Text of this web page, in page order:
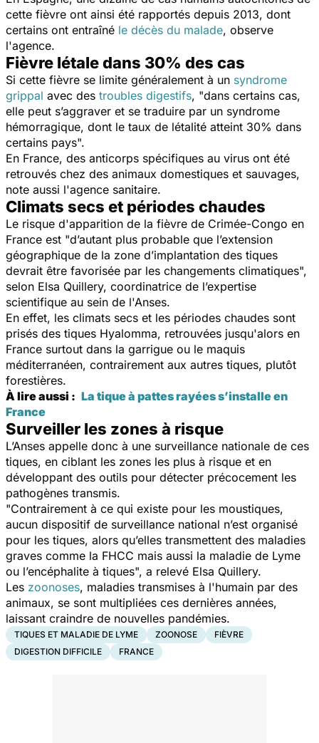
cette fièvre ont ainsi été rapportés depuis 2013, dont
certains ont entraîné le décès du malade, observe
l'agence.
Fièvre létale dans 30% des cas
Si cette fièvre se limite généralement à un syndrome
grippal avec des troubles digestifs, "dans certains cas,
elle peut s’aggraver et se traduire par un syndrome
hémorragique, dont le taux de létalité atteint 30% dans
certains pays".
En France, des anticorps spécifiques au virus ont été
retrouvés chez des animaux domestiques et sauvages,
note aussi l'agence sanitaire.
Climats secs et périodes chaudes
Le risque d'apparition de la fièvre de Crimée-Congo en
France est "d’autant plus probable que l’extension
géographique de la zone d’implantation des tiques
devrait être favorisée par les changements climatiques",
selon Elsa Quillery, coordinatrice de l’expertise
scientifique au sein de l'Anses.
En effet, les climats secs et les périodes chaudes sont
prisés des tiques Hyalomma, retrouvées jusqu'alors en
France surtout dans la garrigue ou le maquis
méditerranéen, contrairement aux autres tiques, plutôt
forestières.
À lire aussi : La tique à pattes rayées s’installe en
France
Surveiller les zones à risque
L’Anses appelle donc à une surveillance nationale de ces
tiques, en ciblant les zones les plus à risque et en
développant des outils pour détecter précocement les
pathogènes transmis.
"Contrairement à ce qui existe pour les moustiques,
aucun dispositif de surveillance national n’est organisé
pour les tiques, alors qu’elles transmettent des maladies
graves comme la FHCC mais aussi la maladie de Lyme
ou l’encéphalite à tiques", a relevé Elsa Quillery.
Les zoonoses, maladies transmises à l'humain par des
animaux, se sont multipliées ces dernières années,
laissant craindre de nouvelles pandémies.
TIQUES ET MALADIE DE LYME ZOONOSE
FIÈVRE
DIGESTION DIFFICILE
FRANCE